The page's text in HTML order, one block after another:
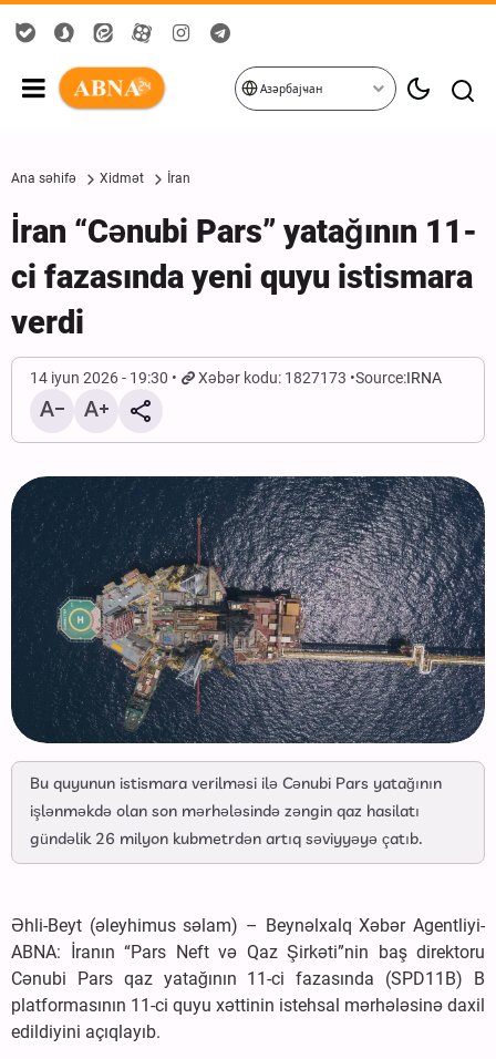
Азәрбајҹан
Ana səhifə Xidmət İran
İran “Cənubi Pars” yatağının 11-
ci fazasında yeni quyu istismara
verdi
14 iyun 2026 - 19:30 Xəbər kodu: 1827173 Source:IRNA
Bu quyunun istismara verilməsi ilə Cənubi Pars yatağının
işlənməkdə olan son mərhələsində zəngin qaz hasilatı
gündəlik 26 milyon kubmetrdən artıq səviyyəyə çatıb.
Əhli-Beyt (əleyhimus səlam) – Beynəlxalq Xəbər Agentliyi-
ABNA: İranın “Pars Neft və Qaz Şirkəti”nin baş direktoru
Cənubi Pars qaz yatağının 11-ci fazasında (SPD11B) B
platformasının 11-ci quyu xəttinin istehsal mərhələsinə daxil
edildiyini açıqlayıb.